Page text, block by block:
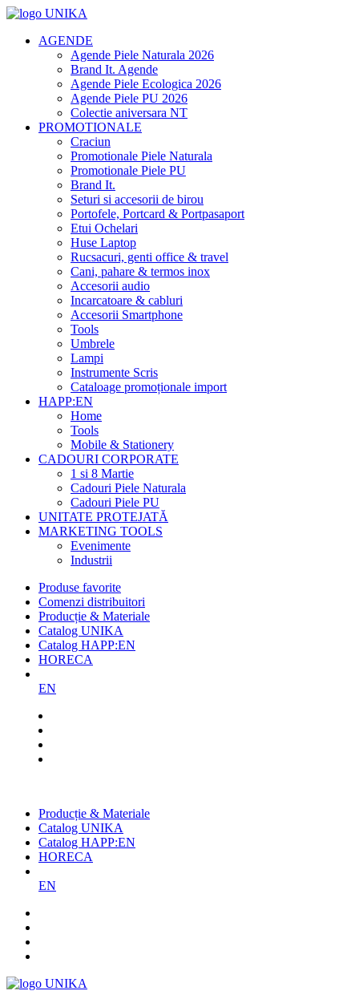
AGENDE
Agende Piele Naturala 2026
Brand It. Agende
Agende Piele Ecologica 2026
Agende Piele PU 2026
Colectie aniversara NT
PROMOTIONALE
Craciun
Promotionale Piele Naturala
Promotionale Piele PU
Brand It.
Seturi si accesorii de birou
Portofele, Portcard & Portpasaport
Etui Ochelari
Huse Laptop
Rucsacuri, genti office & travel
Cani, pahare & termos inox
Accesorii audio
Incarcatoare & cabluri
Accesorii Smartphone
Tools
Umbrele
Lampi
Instrumente Scris
Cataloage promoționale import
HAPP:EN
Home
Tools
Mobile & Stationery
CADOURI CORPORATE
1 si 8 Martie
Cadouri Piele Naturala
Cadouri Piele PU
UNITATE PROTEJATĂ
MARKETING TOOLS
Evenimente
Industrii
Produse favorite
Comenzi distribuitori
Producție & Materiale
Catalog UNIKA
Catalog HAPP:EN
HORECA
EN
Producție & Materiale
Catalog UNIKA
Catalog HAPP:EN
HORECA
EN